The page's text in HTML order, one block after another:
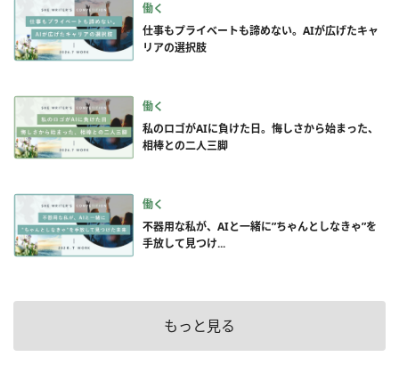
働く
仕事もプライベートも諦めない。AIが広げたキャ
リアの選択肢
働く
私のロゴがAIに負けた日。悔しさから始まった、
相棒との二人三脚
働く
不器用な私が、AIと一緒に”ちゃんとしなきゃ”を
手放して見つけ...
もっと見る